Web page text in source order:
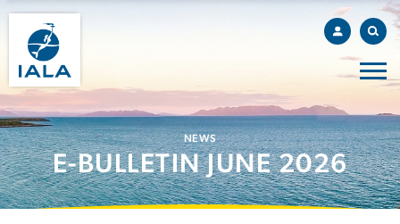
NEWS
E-BULLETIN JUNE 2026